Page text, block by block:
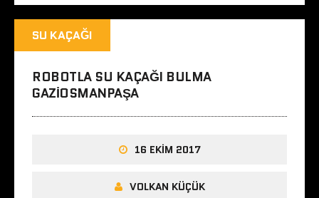
SU KAÇAĞI
ROBOTLA SU KAÇAĞI BULMA
GAZIOSMANPAŞA
16 EKIM 2017
VOLKAN KÜÇÜK